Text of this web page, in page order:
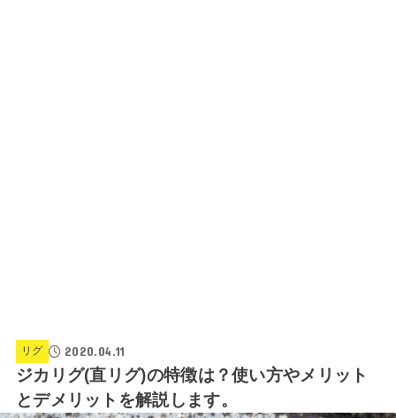
リグ 2020.04.11
ジカリグ(直リグ)の特徴は？使い方やメリット
とデメリットを解説します。